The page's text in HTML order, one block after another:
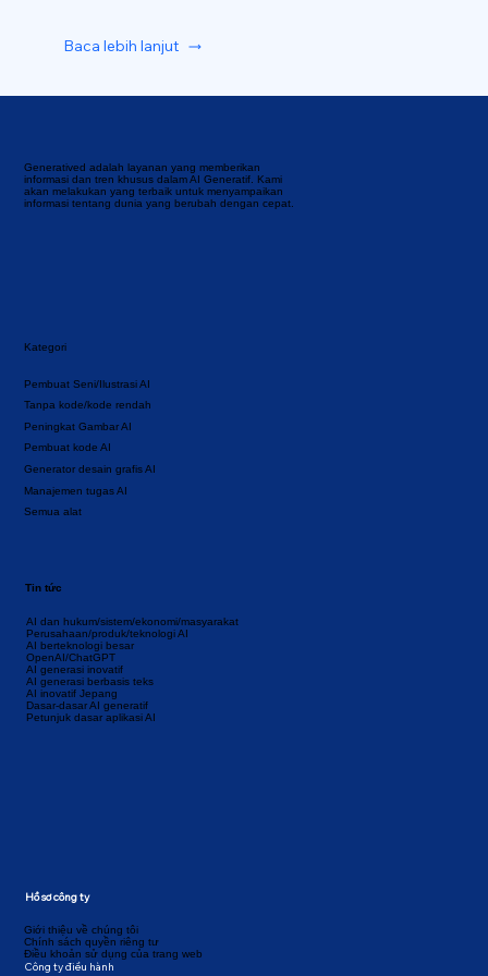
Generatived adalah layanan yang memberikan
informasi dan tren khusus dalam AI Generatif. Kami
akan melakukan yang terbaik untuk menyampaikan
informasi tentang dunia yang berubah dengan cepat.
Kategori
Semua alat
Manajemen tugas AI
Generator desain grafis AI
Tanpa kode/kode rendah
Pembuat kode AI
Peningkat Gambar AI
Pembuat Seni/Ilustrasi AI
AI dan hukum/sistem/ekonomi/masyarakat
Perusahaan/produk/teknologi AI
AI berteknologi besar
OpenAI/ChatGPT
AI generasi inovatif
AI generasi berbasis teks
AI inovatif Jepang
Dasar-dasar AI generatif
Petunjuk dasar aplikasi AI
Tin tức
Giới thiệu về chúng tôi
Chính sách quyền riêng tư
Điều khoản sử dụng của trang web
Công ty điều hành
Hồ sơ công ty
Baca lebih lanjut